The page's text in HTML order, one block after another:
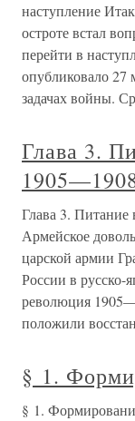
наступление
остроте встал
перейти в
опубликовало 27
задачах войны.
Глава 3.
Глава 3.
Армейское
царской армии
России в русско-
революция
положили
§ 1.
§ 1.